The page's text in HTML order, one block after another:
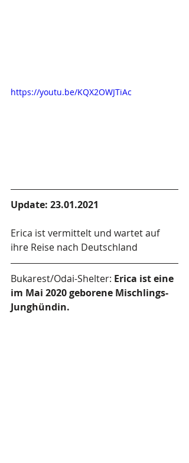
https://youtu.be/KQX2OWJTiAc
Update: 23.01.2021
Erica ist vermittelt und wartet auf
ihre Reise nach Deutschland
Bukarest/Odai-Shelter: Erica ist eine
im Mai 2020 geborene Mischlings-
Junghündin.